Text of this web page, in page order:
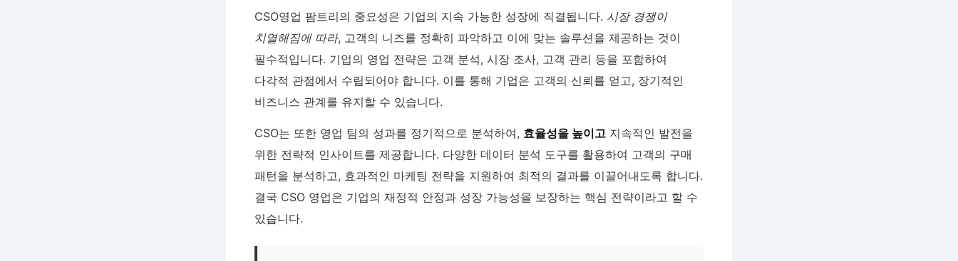
CSO영업 팜트리의 중요성은 기업의 지속 가능한 성장에 직결됩니다. 시장 경쟁이
치열해짐에 따라, 고객의 니즈를 정확히 파악하고 이에 맞는 솔루션을 제공하는 것이
필수적입니다. 기업의 영업 전략은 고객 분석, 시장 조사, 고객 관리 등을 포함하여
다각적 관점에서 수립되어야 합니다. 이를 통해 기업은 고객의 신뢰를 얻고, 장기적인
비즈니스 관계를 유지할 수 있습니다.
CSO는 또한 영업 팀의 성과를 정기적으로 분석하여, 효율성을 높이고 지속적인 발전을
위한 전략적 인사이트를 제공합니다. 다양한 데이터 분석 도구를 활용하여 고객의 구매
패턴을 분석하고, 효과적인 마케팅 전략을 지원하여 최적의 결과를 이끌어내도록 합니다.
결국 CSO 영업은 기업의 재정적 안정과 성장 가능성을 보장하는 핵심 전략이라고 할 수
있습니다.